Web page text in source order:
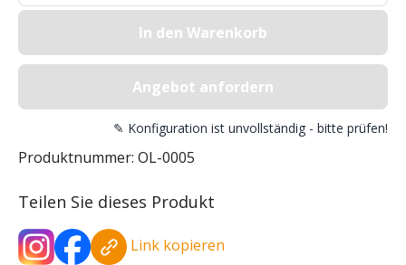
In den Warenkorb
Angebot anfordern
✎ Konfiguration ist unvollständig - bitte prüfen!
Produktnummer: OL-0005
Teilen Sie dieses Produkt
Link kopieren